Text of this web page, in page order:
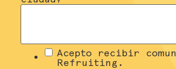
Acepto recibir
Refruiting.